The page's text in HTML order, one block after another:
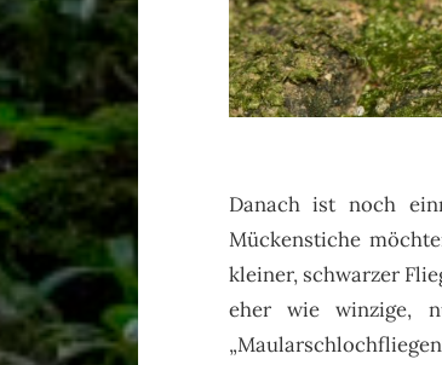
Danach ist noch
Mückenstiche
kleiner, schwarzer
eher wie winzige,